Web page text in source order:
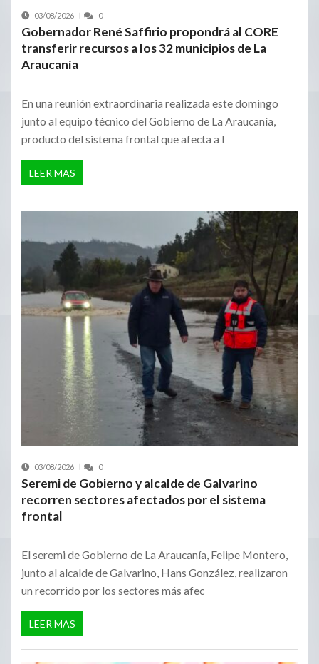
03/08/2026 0
Gobernador René Saffirio propondrá al CORE
transferir recursos a los 32 municipios de La
Araucanía
En una reunión extraordinaria realizada este domingo
junto al equipo técnico del Gobierno de La Araucanía,
producto del sistema frontal que afecta a l
LEER MAS
03/08/2026 0
Seremi de Gobierno y alcalde de Galvarino
recorren sectores afectados por el sistema
frontal
El seremi de Gobierno de La Araucanía, Felipe Montero,
junto al alcalde de Galvarino, Hans González, realizaron
un recorrido por los sectores más afec
LEER MAS